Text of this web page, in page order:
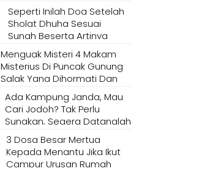
Seperti Inilah Doa Setelah
Sholat Dhuha Sesuai
Sunah Beserta Artinya
Menguak Misteri 4 Makam
Misterius Di Puncak Gunung
Salak Yang Dihormati Dan
Dianggap Tempat Suci Oleh
Masyarakat Setempat
Ada Kampung Janda, Mau
Cari Jodoh? Tak Perlu
Sungkan, Segera Datanglah
Ke Desa Ini
3 Dosa Besar Mertua
Kepada Menantu Jika Ikut
Campur Urusan Rumah